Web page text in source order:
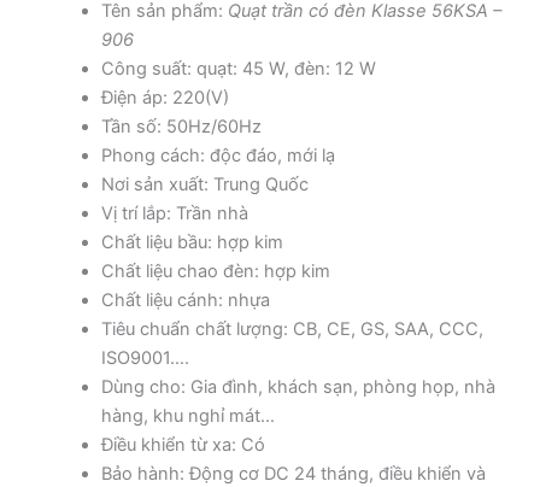
Tên sản phẩm: Quạt trần có đèn Klasse 56KSA –
906
Công suất: quạt: 45 W, đèn: 12 W
Điện áp: 220(V)
Tần số: 50Hz/60Hz
Phong cách: độc đáo, mới lạ
Nơi sản xuất: Trung Quốc
Vị trí lắp: Trần nhà
Chất liệu bầu: hợp kim
Chất liệu chao đèn: hợp kim
Chất liệu cánh: nhựa
Tiêu chuẩn chất lượng: CB, CE, GS, SAA, CCC,
ISO9001….
Dùng cho: Gia đình, khách sạn, phòng họp, nhà
hàng, khu nghỉ mát…
Điều khiển từ xa: Có
Bảo hành: Động cơ DC 24 tháng, điều khiển và